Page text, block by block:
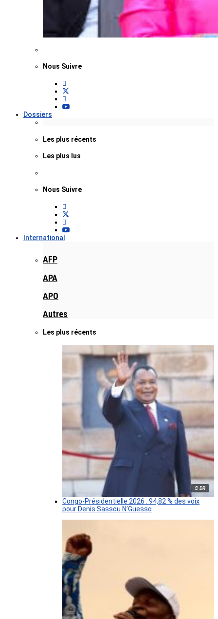
Nous Suivre
Dossiers
Les plus récents
Les plus lus
Nous Suivre
International
AFP
APA
APO
Autres
Les plus récents
© DR
Congo-Présidentielle 2026 : 94,82 % des voix
pour Denis Sassou N’Guesso